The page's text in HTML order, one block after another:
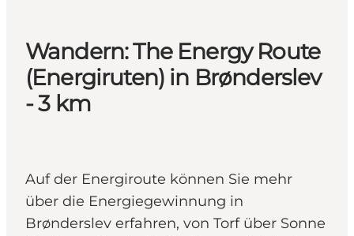
Wandern: The Energy Route
(Energiruten) in Brønderslev
- 3 km
Auf der Energiroute können Sie mehr
über die Energiegewinnung in
Brønderslev erfahren, von Torf über Sonne